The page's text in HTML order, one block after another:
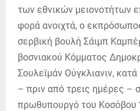
των εθνικών μειονοτήτων
φορά ανοιχτά, ο
σερβική βουλή Σάιμπ
βοσνιακού Κόμματος
Σουλεϊμάν Ούγκλιανιν,
– πριν από τρεις ημέρες –
πρωθυπουργό του Κοσόβου